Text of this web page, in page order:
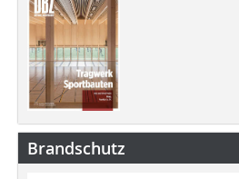
Brandschutz